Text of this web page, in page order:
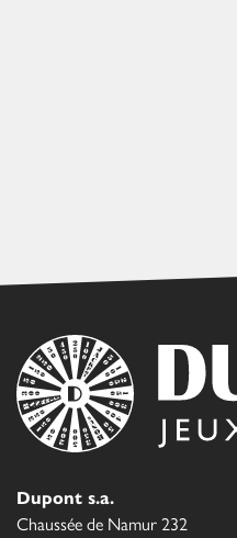
Dupont s.a.
Chaussée de Namur 232